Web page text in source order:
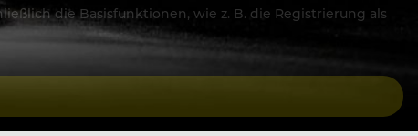
die Basisfunktionen, wie z. B. die Registrierung als